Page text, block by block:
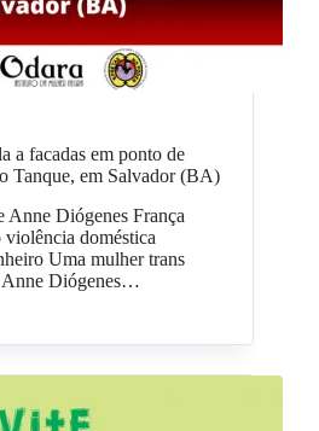
a facadas em ponto de
Tanque, em Salvador (BA)
Anne Diógenes França
doméstica
Uma mulher trans
Anne Diógenes…